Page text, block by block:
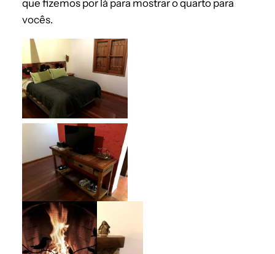
que fizemos por lá para mostrar o quarto para
vocês.